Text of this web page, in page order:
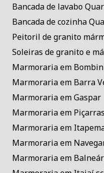
Bancada de lavabo
Bancada de cozinha
Peitoril de granito
Soleiras de granito e
Marmoraria em
Marmoraria em Barra
Marmoraria em Gaspar
Marmoraria em Piçarras
Marmoraria em
Marmoraria em
Marmoraria em